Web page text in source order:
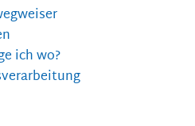
ich wo?